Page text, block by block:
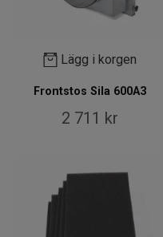
Lägg i korgen
Frontstos Sila 600A3
2 711 kr